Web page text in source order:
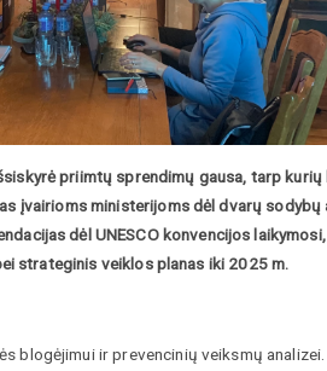
priimtų sprendimų gausa, tarp kurių
įvairioms ministerijoms dėl dvarų sodybų
dėl UNESCO konvencijos
strateginis veiklos planas iki 2025 m.
blogėjimui ir prevencinių veiksmų